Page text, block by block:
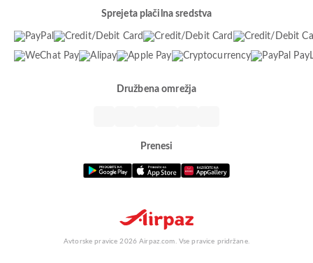
Sprejeta plačilna sredstva
Družbena omrežja
Prenesi
Avtorske pravice 2026 Airpaz.com. Vse pravice pridržane.